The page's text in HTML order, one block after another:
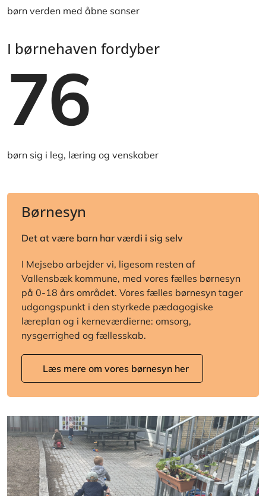
børn verden med åbne sanser
I børnehaven fordyber
76
børn sig i leg, læring og venskaber
Børnesyn
Det at være barn har værdi i sig selv
I Mejsebo arbejder vi, ligesom resten af
Vallensbæk kommune, med vores fælles børnesyn
på 0-18 års området. Vores fælles børnesyn tager
udgangspunkt i den styrkede pædagogiske
læreplan og i kerneværdierne: omsorg,
nysgerrighed og fællesskab.
Læs mere om vores børnesyn her